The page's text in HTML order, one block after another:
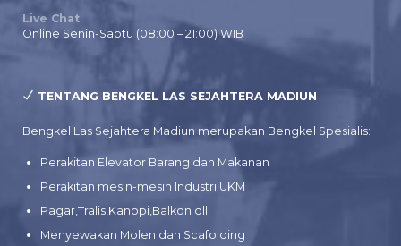
Live Chat
Online Senin-Sabtu (08:00 – 21:00) WIB
TENTANG BENGKEL LAS SEJAHTERA MADIUN
Bengkel Las Sejahtera Madiun merupakan Bengkel Spesialis:
Perakitan Elevator Barang dan Makanan
Perakitan mesin-mesin Industri UKM
Pagar,Tralis,Kanopi,Balkon dll
Menyewakan Molen dan Scafolding